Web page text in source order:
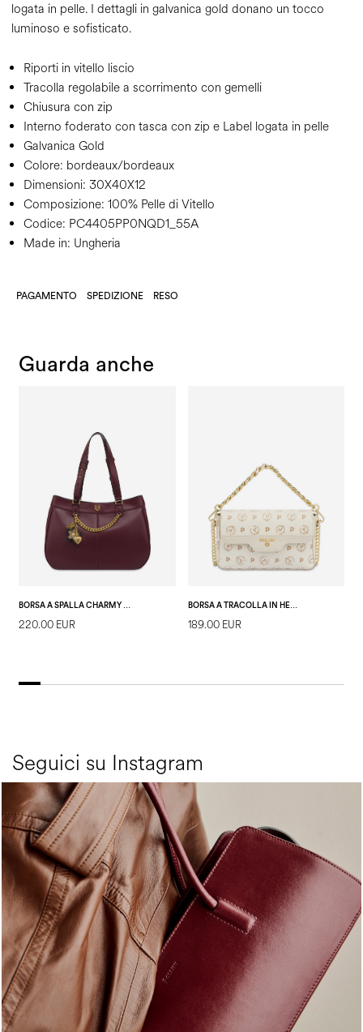
logata in pelle. I dettagli in galvanica gold donano un tocco
luminoso e sofisticato.
Riporti in vitello liscio
Tracolla regolabile a scorrimento con gemelli
Chiusura con zip
Interno foderato con tasca con zip e Label logata in pelle
Galvanica Gold
Colore: bordeaux/bordeaux
Dimensioni: 30X40X12
Composizione: 100% Pelle di Vitello
Codice: PC4405PP0NQD1_55A
Made in: Ungheria
PAGAMENTO SPEDIZIONE RESO
Guarda anche
BORSA A SPALLA CHARMY IN PU E HERITAGE PVC BURGUNDY/NERO
220.00 EUR
BORSA A TRACOLLA IN HERITAGE LOGO AVORIO/AVORIO
189.00 EUR
Seguici su Instagram
Classy, sassy, trendy - the new Pollini Lady Bag is ...